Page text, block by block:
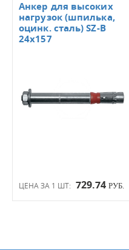
ЦЕНА ЗА 1 ШТ: 729.74 РУБ.
Анкер для высоких
нагрузок (шпилька,
оцинк. сталь) SZ-B
24х157